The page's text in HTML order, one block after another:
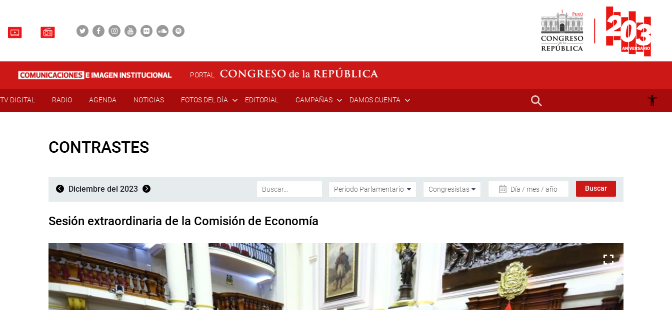
PORTAL
TV DIGITAL RADIO AGENDA NOTICIAS FOTOS DEL DÍA EDITORIAL CAMPAÑAS DAMOS CUENTA
CONTRASTES
Diciembre del 2023 Día / mes / año
Sesión extraordinaria de la Comisión de Economía